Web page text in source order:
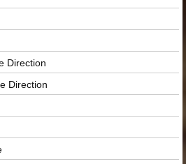
Direction
Direction